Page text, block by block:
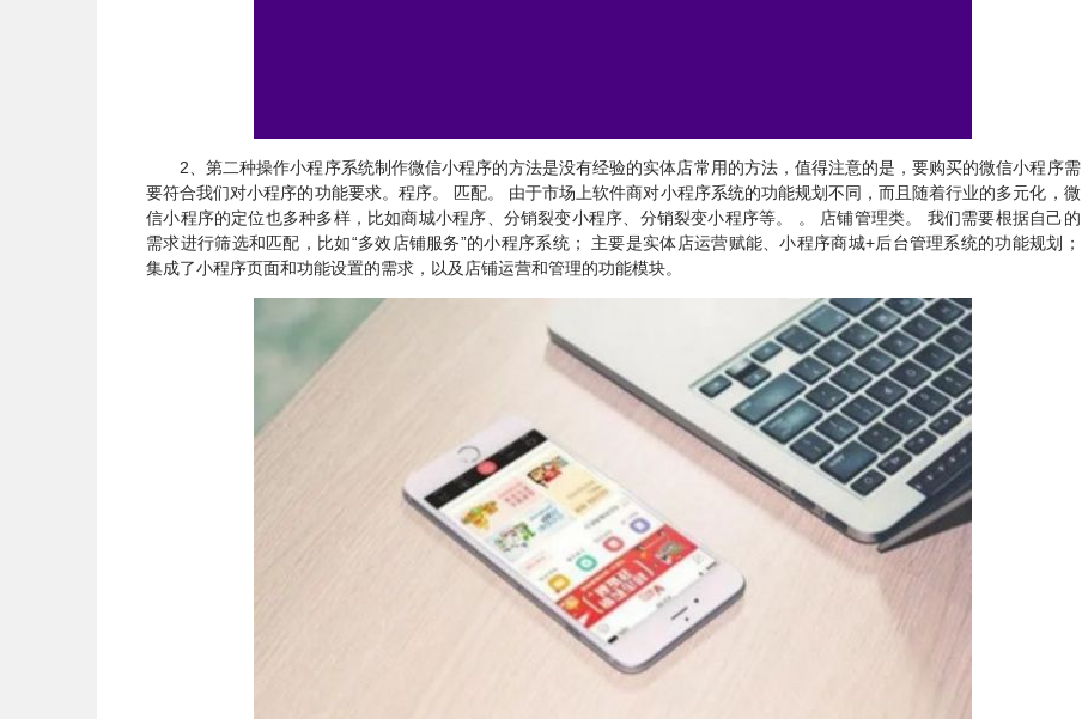
2、第二种操作小程序系统制作微信小程序的方法是没有经验的实体店常用的方法，值得注意的是，要购买的微信小程序需
要符合我们对小程序的功能要求。程序。 匹配。 由于市场上软件商对小程序系统的功能规划不同，而且随着行业的多元化，微
信小程序的定位也多种多样，比如商城小程序、分销裂变小程序、分销裂变小程序等。 。 店铺管理类。 我们需要根据自己的
需求进行筛选和匹配，比如“多效店铺服务”的小程序系统； 主要是实体店运营赋能、小程序商城+后台管理系统的功能规划；
集成了小程序页面和功能设置的需求，以及店铺运营和管理的功能模块。